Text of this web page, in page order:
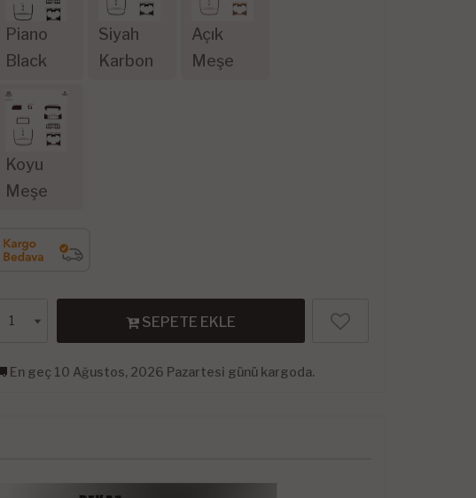
Piano
Black
Siyah
Karbon
Açık
Meşe
Koyu
Meşe
SEPETE EKLE
En geç 10 Ağustos, 2026 Pazartesi günü kargoda.